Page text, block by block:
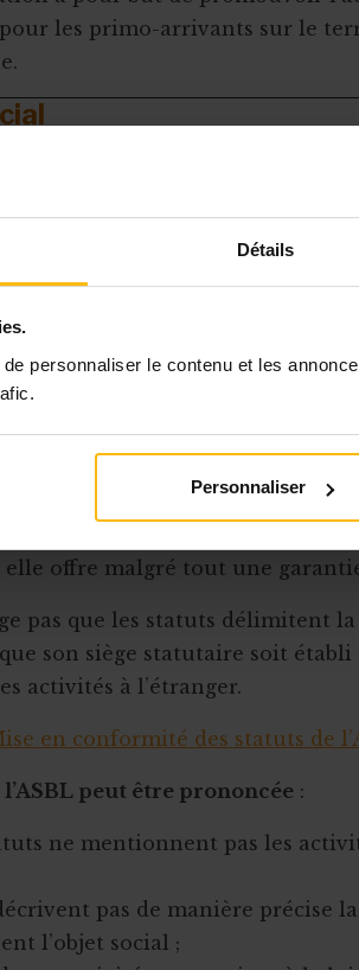
Détails
personnaliser le contenu et les
Personnaliser
les primo-arrivants sur le
en fait les moyens
Elles doivent donc être
son champ d’action.
principales doivent y être
dès lors de bien s’entendre
elle offre malgré tout une
pas que les statuts délimitent la
son siège statutaire soit
activités à l’étranger.
en conformité des statuts de
peut être prononcée :
ne mentionnent pas les
pas de manière précise
l’objet social ;